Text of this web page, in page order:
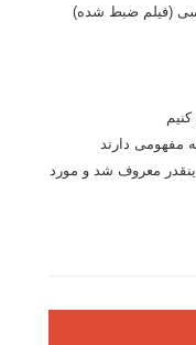
(فیلم ضبط شده)
مفهومی دارند
معروف شد و مورد